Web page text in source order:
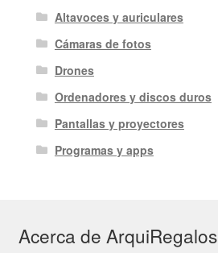
Altavoces y auriculares
Cámaras de fotos
Drones
Ordenadores y discos duros
Pantallas y proyectores
Programas y apps
Acerca de ArquiRegalos